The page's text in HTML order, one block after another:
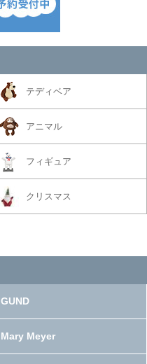
テディベア
アニマル
フィギュア
クリスマス
GUND
Mary Meyer